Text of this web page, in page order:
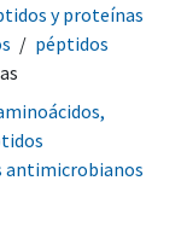
y proteínas
péptidos
antimicrobianos